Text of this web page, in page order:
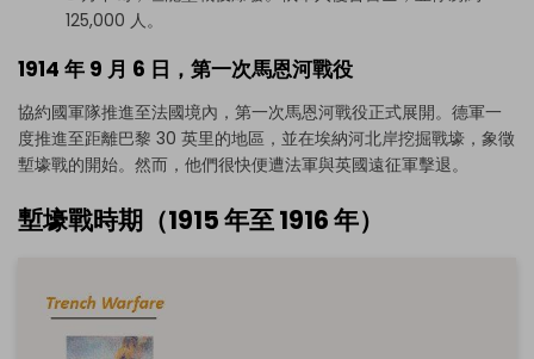
請注意，eddx檔案需要在 EdrawMax 中開啟。
如果您尚未安裝 EdrawMax，可以從下方免費下載
EdrawMax。
您也可以從
125,000 人。
1914 年 9 月 6 日，第一次馬恩河戰役
協約國軍隊推進至法國境內，第一次馬恩河戰役正式展開。德軍一
度推進至距離巴黎 30 英里的地區，並在埃納河北岸挖掘戰壕，象徵
塹壕戰的開始。然而，他們很快便遭法軍與英國遠征軍擊退。
塹壕戰時期（1915 年至 1916 年）